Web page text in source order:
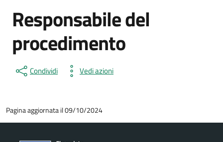
Responsabile del
procedimento
Condividi Vedi azioni
Pagina aggiornata il 09/10/2024